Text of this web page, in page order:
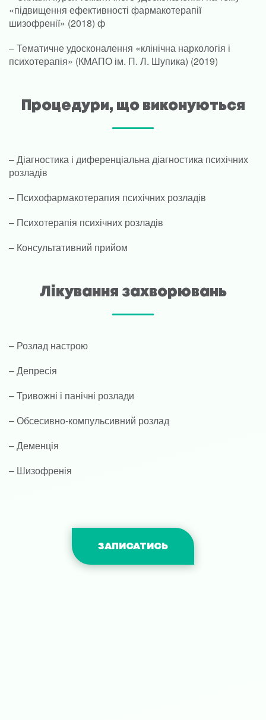
«підвищення ефективності фармакотерапії
шизофренії» (2018) ф
– Тематичне удосконалення «клінічна наркологія і
психотерапія» (КМАПО ім. П. Л. Шупика) (2019)
Процедури, що виконуються
– Діагностика і диференціальна діагностика психічних
розладів
– Психофармакотерапия психічних розладів
– Психотерапія психічних розладів
– Консультативний прийом
Лікування захворювань
– Розлад настрою
– Депресія
– Тривожні і панічні розлади
– Обсесивно-компульсивний розлад
– Деменція
– Шизофренія
ЗАПИСАТИСЬ